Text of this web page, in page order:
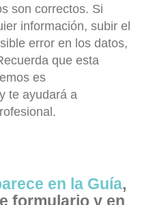
son correctos. Si
información, subir el
error en los datos,
que esta
es
te ayudará a
en la Guía,
formulario y en